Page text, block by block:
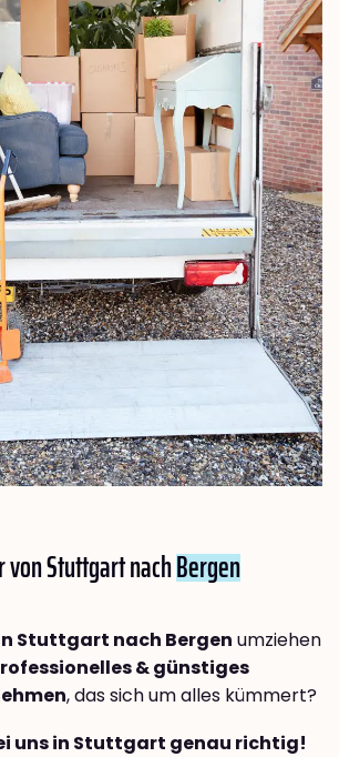
Stuttgart nachBergen
Stuttgart nach Bergen umziehen
& günstiges
, das sich um alles kümmert?
uns in Stuttgart genau richtig!